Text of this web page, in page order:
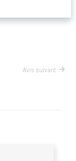
Avis suivant